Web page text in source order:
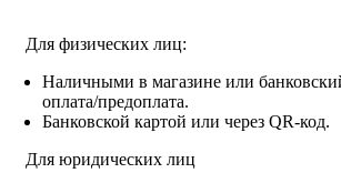
Для физических лиц:
Наличными в магазине или
оплата/предоплата.
Банковской картой или через QR-код.
Для юридических лиц